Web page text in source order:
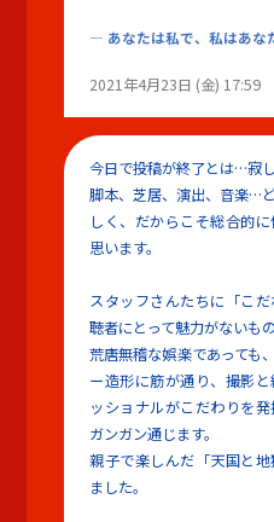
あなたは私で、私はあな
2021年4月23日 (金) 17:59
今日で投稿が終了とは…寂し
脚本、芝居、演出、音楽…
しく、だからこそ総合的
思います。
スタッフさんたちに「こ
聴者にとって魅力がないも
荒唐無稽な娯楽であっても
ー造形に筋が通り、撮影
ッショナルがこだわりを
ガンガン通じます。
親子で楽しんだ「天国と
ました。